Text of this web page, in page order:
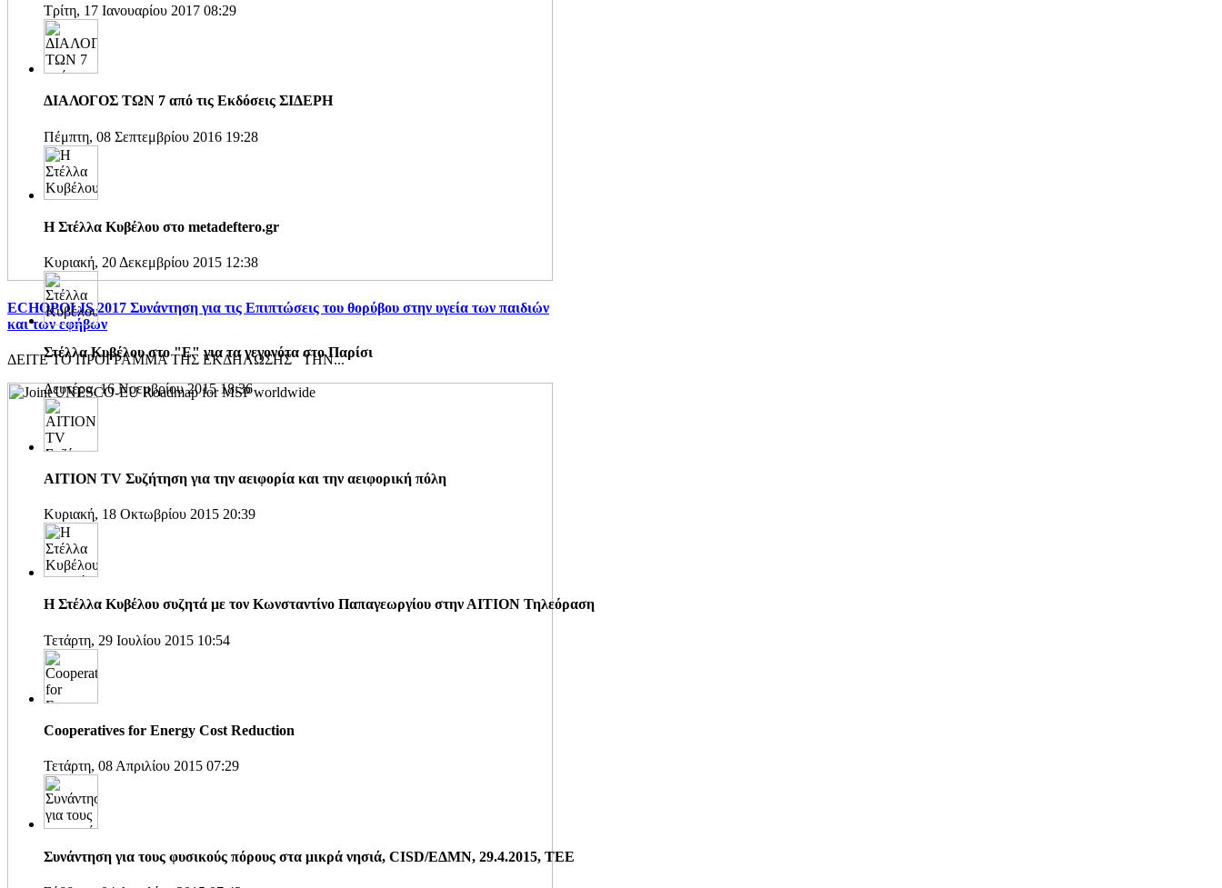
ECHOPOLIS 2017 Συνάντηση για τις Επιπτώσεις του θορύβου στην υγεία των παιδιών
και των εφήβων
ΔEITE ΤΟ ΠΡΟΓΡΑΜΜΑ ΤΗΣ ΕΚΔΗΛΩΣΗΣ ΤΗΝ...
Τρίτη, 17 Ιανουαρίου 2017 08:29
ΔΙΑΛΟΓΟΣ ΤΩΝ 7 από τις Εκδόσεις ΣΙΔΕΡΗ
Πέμπτη, 08 Σεπτεμβρίου 2016 19:28
Η Στέλλα Κυβέλου στο metadeftero.gr
Κυριακή, 20 Δεκεμβρίου 2015 12:38
Στέλλα Κυβέλου στο "Ε" για τα γεγονότα στο Παρίσι
Δευτέρα, 16 Νοεμβρίου 2015 18:36
AITION TV Συζήτηση για την αειφορία και την αειφορική πόλη
Κυριακή, 18 Οκτωβρίου 2015 20:39
H Στέλλα Κυβέλου συζητά με τον Κωνσταντίνο Παπαγεωργίου στην ΑΙΤΙΟΝ Τηλεόραση
Τετάρτη, 29 Ιουλίου 2015 10:54
Cooperatives for Energy Cost Reduction
Τετάρτη, 08 Απριλίου 2015 07:29
Συνάντηση για τους φυσικούς πόρους στα μικρά νησιά, CISD/ΕΔΜΝ, 29.4.2015, ΤΕΕ